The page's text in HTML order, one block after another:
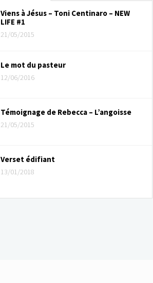
Viens à Jésus – Toni Centinaro – NEW
LIFE #1
21/05/2015
Le mot du pasteur
12/06/2016
Témoignage de Rebecca – L’angoisse
21/05/2015
Verset édifiant
13/01/2018